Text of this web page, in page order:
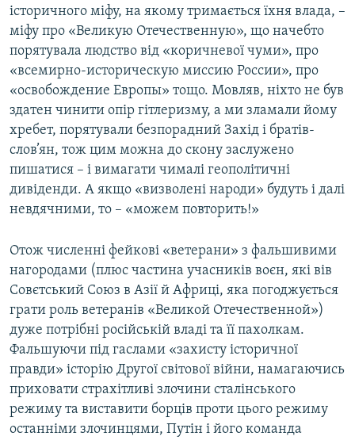
історичного міфу, на якому тримається їхня влада, –
міфу про «Великую Отечественную», що начебто
порятувала людство від «коричневої чуми», про
«всемирно-историческую миссию России», про
«освобождение Европы» тощо. Мовляв, ніхто не був
здатен чинити опір гітлеризму, а ми зламали йому
хребет, порятували безпорадний Захід і братів-
слов’ян, тож цим можна до скону заслужено
пишатися – і вимагати чималі геополітичні
дивіденди. А якщо «визволені народи» будуть і далі
невдячними, то – «можем повторить!»
Отож численні фейкові «ветерани» з фальшивими
нагородами (плюс частина учасників воєн, які вів
Совєтський Союз в Азії й Африці, яка погоджується
грати роль ветеранів «Великой Отечественной»)
дуже потрібні російській владі та її пахолкам.
Фальшуючи під гаслами «захисту історичної
правди» історію Другої світової війни, намагаючись
приховати страхітливі злочини сталінського
режиму та виставити борців проти цього режиму
останніми злочинцями, Путін і його команда